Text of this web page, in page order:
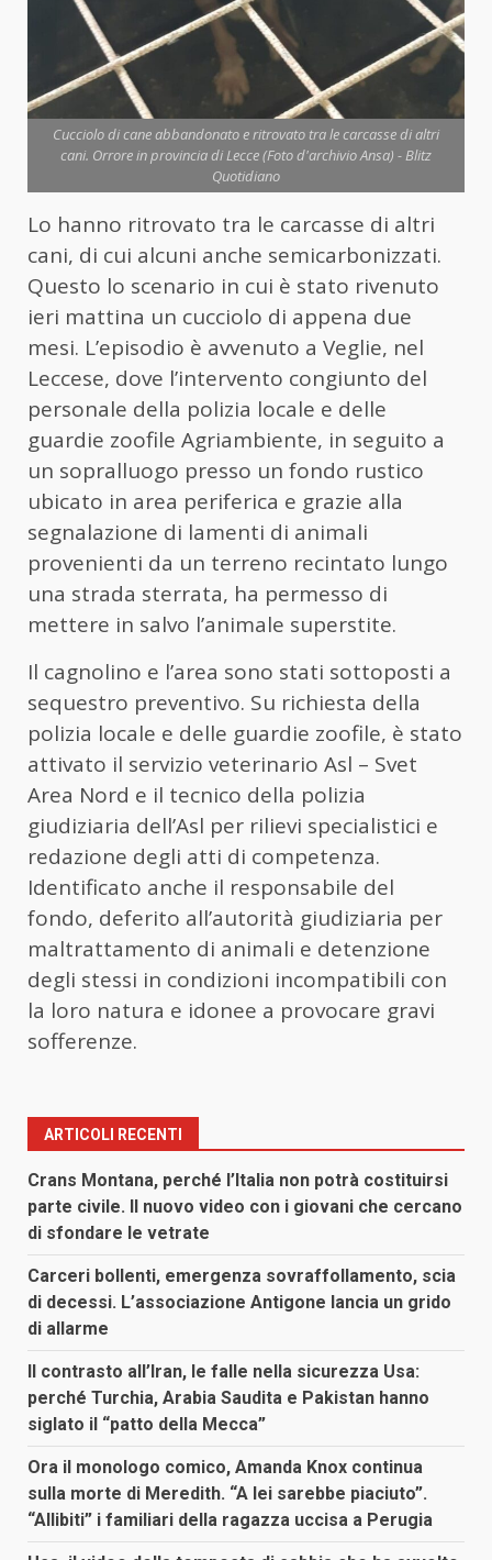
Cucciolo di cane abbandonato e ritrovato tra le carcasse di altri
cani. Orrore in provincia di Lecce (Foto d'archivio Ansa) - Blitz
Quotidiano
Lo hanno ritrovato tra le carcasse di altri
cani, di cui alcuni anche semicarbonizzati.
Questo lo scenario in cui è stato rivenuto
ieri mattina un cucciolo di appena due
mesi. L’episodio è avvenuto a Veglie, nel
Leccese, dove l’intervento congiunto del
personale della polizia locale e delle
guardie zoofile Agriambiente, in seguito a
un sopralluogo presso un fondo rustico
ubicato in area periferica e grazie alla
segnalazione di lamenti di animali
provenienti da un terreno recintato lungo
una strada sterrata, ha permesso di
mettere in salvo l’animale superstite.
Il cagnolino e l’area sono stati sottoposti a
sequestro preventivo. Su richiesta della
polizia locale e delle guardie zoofile, è stato
attivato il servizio veterinario Asl – Svet
Area Nord e il tecnico della polizia
giudiziaria dell’Asl per rilievi specialistici e
redazione degli atti di competenza.
Identificato anche il responsabile del
fondo, deferito all’autorità giudiziaria per
maltrattamento di animali e detenzione
degli stessi in condizioni incompatibili con
la loro natura e idonee a provocare gravi
sofferenze.
ARTICOLI RECENTI
Crans Montana, perché l’Italia non potrà costituirsi
parte civile. Il nuovo video con i giovani che cercano
di sfondare le vetrate
Carceri bollenti, emergenza sovraffollamento, scia
di decessi. L’associazione Antigone lancia un grido
di allarme
Il contrasto all’Iran, le falle nella sicurezza Usa:
perché Turchia, Arabia Saudita e Pakistan hanno
siglato il “patto della Mecca”
Ora il monologo comico, Amanda Knox continua
sulla morte di Meredith. “A lei sarebbe piaciuto”.
“Allibiti” i familiari della ragazza uccisa a Perugia